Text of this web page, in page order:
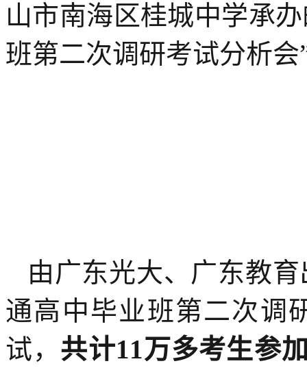
山市南海区桂城中学承
班第二次调研考试分析
由广东光大、广东教
通高中毕业班第二次调
试， 共计11万多考生参